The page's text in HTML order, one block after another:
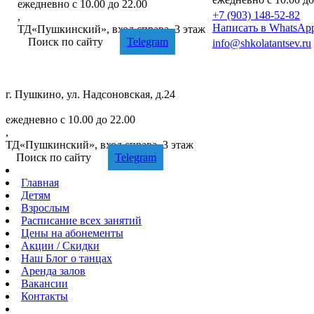
ежедневно с 10.00 до 22.00
,
ТД«Пушкинский», вход справа, 3 этаж
Поиск по сайту
Telegram
+7 (903) 148-52-82
Написать в
info@shkolatantsev.ru
г. Пушкино, ул. Надсоновская, д.24
ежедневно с 10.00 до 22.00
,
ТД«Пушкинский», вход справа, 3 этаж
Поиск по сайту
Telegram
Главная
Детям
Взрослым
Расписание всех занятий
Цены на абонементы
Акции / Скидки
Наш Блог о танцах
Аренда залов
Вакансии
Контакты